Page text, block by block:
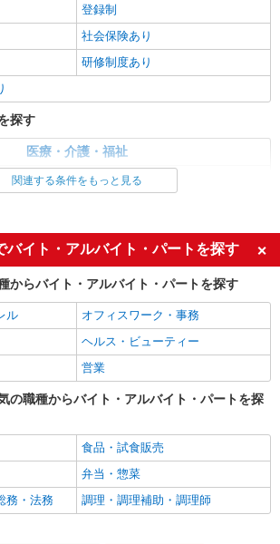
時給1450円〜2062円 ＜日払い有/週払い有/交
費全支給(ガソリン代含む)＞
水前寺駅周辺 ≪車通勤OK≫
H-1977395
熊本市中央区／看護助手≫子育て世代活躍
中！働きやすい環境♪
水前寺駅周辺 ≪車通勤OK≫
詳細を見る
2086607
≪日払いOK！≫病院の看護助手＊即日勤務も
能♪
時給1450円〜2062円 ＜日払い有/週払い有/交
水前寺駅周辺 ≪車通勤OK≫
詳細を見る
登録制
社会保険あり
研修制度あり
探す
医療・介護・福祉
護助手・助産師
ミドル（40代～）活躍中
深夜
社会保険あり
関連する条件をもっと見る
バイト・アルバイト・パートを探す
からバイト・アルバイト・パートを探す
ル
オフィスワーク・事務
ヘルス・ビューティー
営業
の職種からバイト・アルバイト・パートを探
食品・試食販売
弁当・惣菜
務・法務
調理・調理補助・調理師